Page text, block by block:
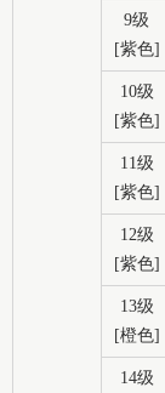
9级
[紫色]
10级
[紫色]
11级
[紫色]
12级
[紫色]
13级
[橙色]
14级